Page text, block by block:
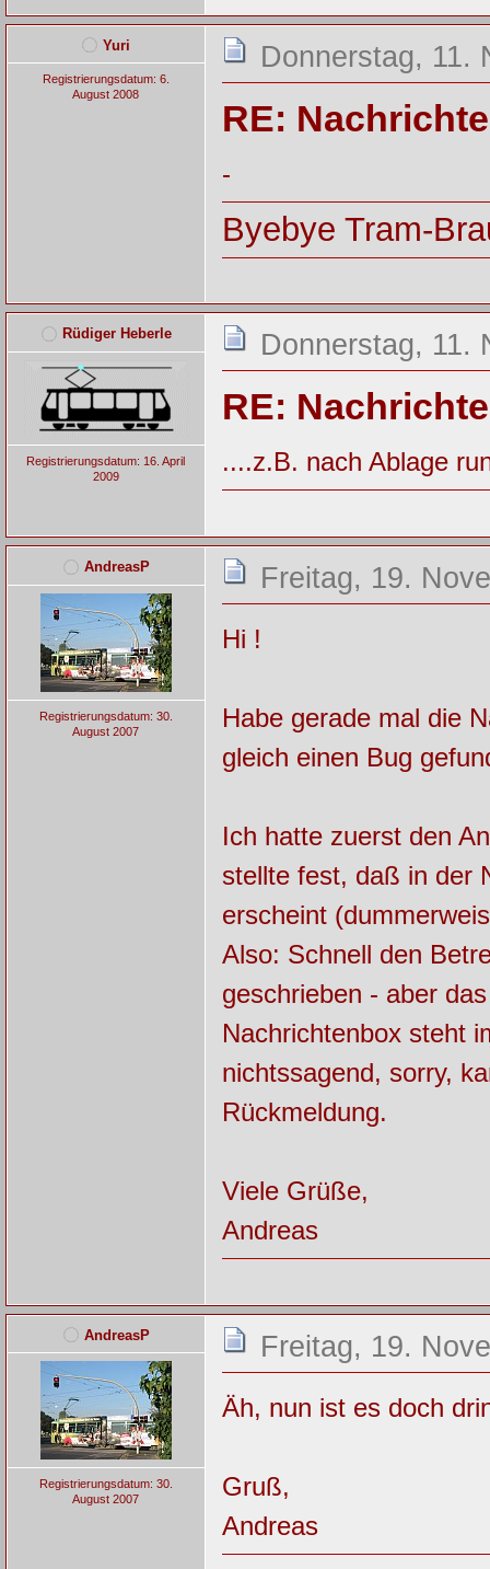
Yuri
Registrierungsdatum: 6.
August 2008
Donnerstag, 11.
RE:
-
Byebye Tram-
Rüdiger Heberle
Registrierungsdatum: 16. April
2009
Donnerstag, 11.
RE:
....z.B. nach Ablage
AndreasP
Registrierungsdatum: 30.
August 2007
Freitag, 19.
Hi !
Habe gerade mal die
gleich einen Bug
Ich hatte zuerst den
stellte fest, daß in der
erscheint
Also: Schnell den
geschrieben - aber
Nachrichtenbox steht
nichtssagend, sorry,
Rückmeldung.
Viele Grüße,
Andreas
AndreasP
Registrierungsdatum: 30.
August 2007
Freitag, 19.
Äh, nun ist es doch
Gruß,
Andreas